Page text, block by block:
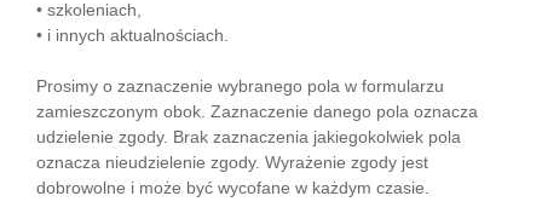
• szkoleniach,
• i innych aktualnościach.
Prosimy o zaznaczenie wybranego pola w formularzu
zamieszczonym obok. Zaznaczenie danego pola oznacza
udzielenie zgody. Brak zaznaczenia jakiegokolwiek pola
oznacza nieudzielenie zgody. Wyrażenie zgody jest
dobrowolne i może być wycofane w każdym czasie.